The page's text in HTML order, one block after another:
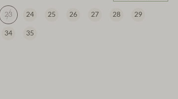
23 24 25 26 27 28 29
34 35